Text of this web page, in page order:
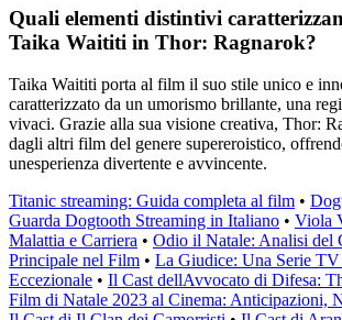
Quali elementi distintivi
Taika Waititi in Thor: Ragnarok?
Taika Waititi porta al film il suo stile unico e
caratterizzato da un umorismo brillante, una
vivaci. Grazie alla sua visione creativa, Thor:
dagli altri film del genere supereroistico,
unesperienza divertente e avvincente.
Titanic streaming: Guida completa al film •
Guarda Dogtooth Streaming in Italiano • Viola
Malattia e Carriera • Odio il Natale: Analisi del
Principale nel Film • La Giudice: Una Serie
Eccezionale • Il Cast dellAvvocato di Difesa:
Film di Natale 2023 al Cinema: Anticipazioni,